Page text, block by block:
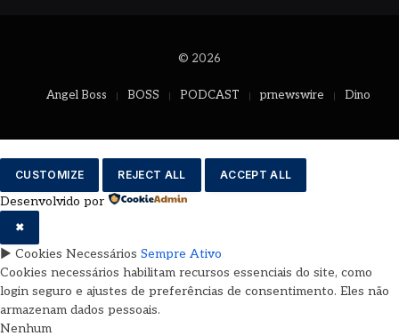
© 2026
Angel Boss BOSS PODCAST prnewswire Dino
CUSTOMIZE REJECT ALL ACCEPT ALL
Desenvolvido por
✖
► Cookies Necessários Sempre Ativo
Cookies necessários habilitam recursos essenciais do site, como
login seguro e ajustes de preferências de consentimento. Eles não
armazenam dados pessoais.
Nenhum